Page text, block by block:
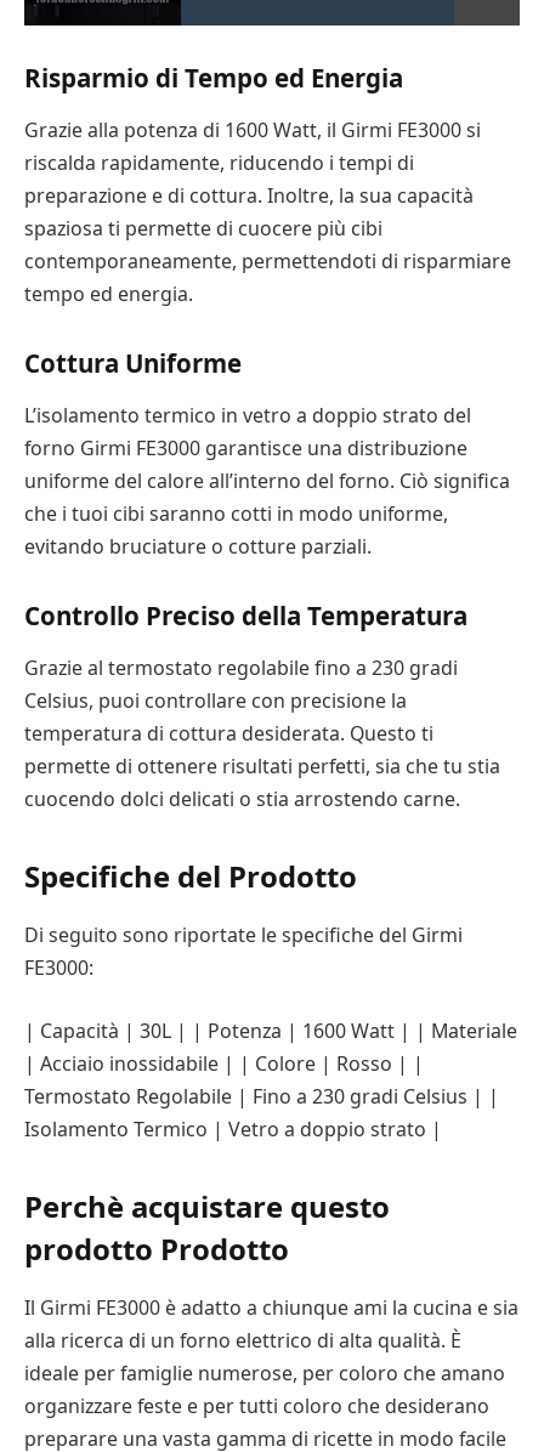
Risparmio di Tempo ed Energia
Grazie alla potenza di 1600 Watt, il Girmi FE3000 si
riscalda rapidamente, riducendo i tempi di
preparazione e di cottura. Inoltre, la sua capacità
spaziosa ti permette di cuocere più cibi
contemporaneamente, permettendoti di risparmiare
tempo ed energia.
Cottura Uniforme
L’isolamento termico in vetro a doppio strato del
forno Girmi FE3000 garantisce una distribuzione
uniforme del calore all’interno del forno. Ciò significa
che i tuoi cibi saranno cotti in modo uniforme,
evitando bruciature o cotture parziali.
Controllo Preciso della Temperatura
Grazie al termostato regolabile fino a 230 gradi
Celsius, puoi controllare con precisione la
temperatura di cottura desiderata. Questo ti
permette di ottenere risultati perfetti, sia che tu stia
cuocendo dolci delicati o stia arrostendo carne.
Specifiche del Prodotto
Di seguito sono riportate le specifiche del Girmi
FE3000:
| Capacità | 30L | | Potenza | 1600 Watt | | Materiale
| Acciaio inossidabile | | Colore | Rosso | |
Termostato Regolabile | Fino a 230 gradi Celsius | |
Isolamento Termico | Vetro a doppio strato |
Perchè acquistare questo
prodotto Prodotto
Il Girmi FE3000 è adatto a chiunque ami la cucina e sia
alla ricerca di un forno elettrico di alta qualità. È
ideale per famiglie numerose, per coloro che amano
organizzare feste e per tutti coloro che desiderano
preparare una vasta gamma di ricette in modo facile